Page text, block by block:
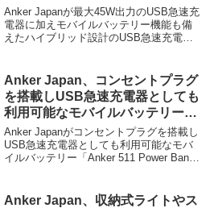
ド設計のUSB急速充電器「Anker
521 Power Bank (PowerCore
Fusion, 45W)」を発売。
Anker Japanが最大45W出力のUSB急速充
電器に加えモバイルバッテリー機能も備
えたハイブリッド設計のUSB急速充電器
細...
Anker Japan、コンセントプラグ
を搭載しUSB急速充電器としても
利用可能なモバイルバッテリー
「Anker 511 Power Bank
(PowerCore Fusion 5000)」を発
売。
Anker Japanがコンセントプラグを搭載し
USB急速充電器としても利用可能なモバ
イルバッテリー「Anker 511 Power Bank
Anker Japan、収納式ライトやス